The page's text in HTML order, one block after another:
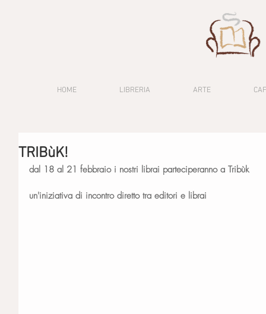
HOME LIBRERIA ARTE
TRIBùK!
dal 18 al 21 febbraio i nostri librai parteciperanno a Tribùk
un'iniziativa di incontro diretto tra editori e librai